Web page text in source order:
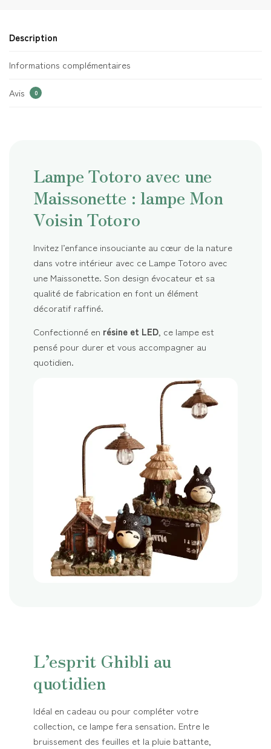
Description
Informations complémentaires
Avis 0
Lampe Totoro avec une
Maissonette : lampe Mon
Voisin Totoro
Invitez l’enfance insouciante au cœur de la nature
dans votre intérieur avec ce Lampe Totoro avec
une Maissonette. Son design évocateur et sa
qualité de fabrication en font un élément
décoratif raffiné.
Confectionné en résine et LED , ce lampe est
pensé pour durer et vous accompagner au
quotidien.
L’esprit Ghibli au
quotidien
Idéal en cadeau ou pour compléter votre
collection, ce lampe fera sensation. Entre le
bruissement des feuilles et la pluie battante,